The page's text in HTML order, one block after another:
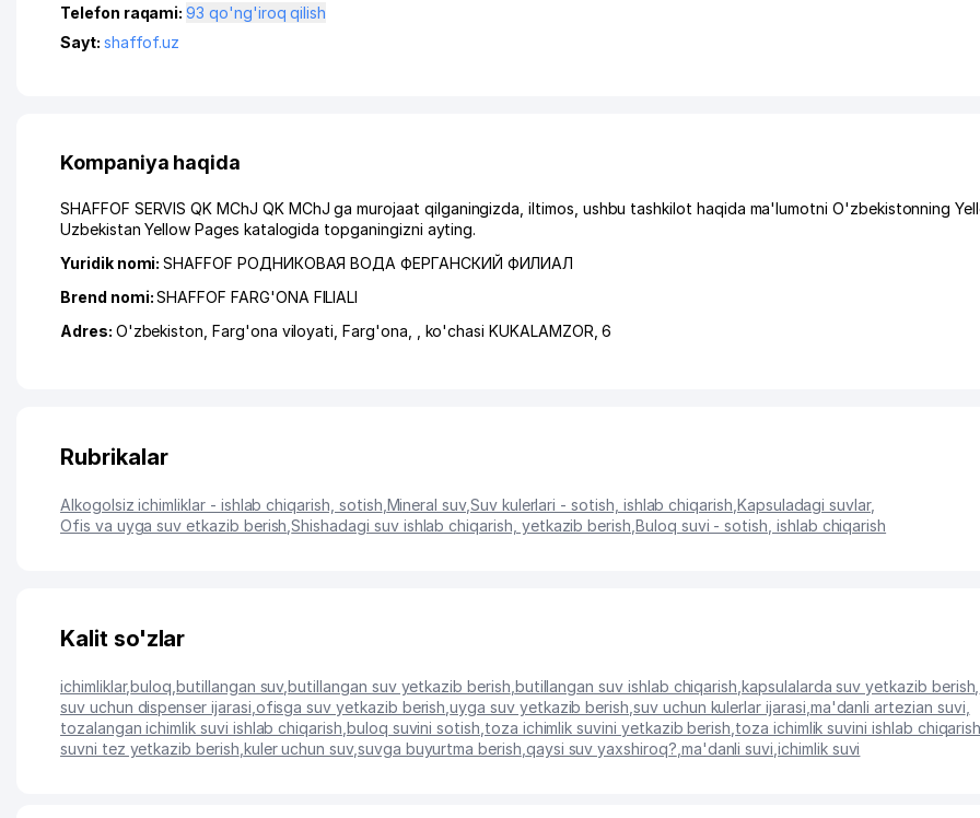
Telefon raqami:
93 qo'ng'iroq qilish
Sayt: shaffof.uz
Kompaniya haqida
SHAFFOF SERVIS QK MChJ QK MChJ ga murojaat qilganingizda, iltimos, ushbu tashkilot haqida ma'lumotni O'zbekistonning
Uzbekistan Yellow Pages katalogida topganingizni ayting.
Yuridik nomi:SHAFFOF РОДНИКОВАЯ ВОДА ФЕРГАНСКИЙ ФИЛИАЛ
Brend nomi:SHAFFOF FARG'ONA FILIALI
Adres: O'zbekiston,Farg'ona viloyati ,Farg'ona ko'chasi KUKALAMZOR , 6
Rubrikalar
Alkogolsiz ichimliklar - ishlab chiqarish, sotish Mineral suv, Suv kulerlari - sotish, ishlab chiqarish Kapsuladagi suvlar,
Ofis va uyga suv etkazib berish Shishadagi suv ishlab chiqarish, yetkazib berish Buloq suvi - sotish, ishlab chiqarish
Kalit so'zlar
ichimliklar,buloq ,butillangan suv,butillangan suv yetkazib berish butillangan suv ishlab chiqarish ,kapsulalarda suv yetkazib berish
suv uchun dispenser ijarasi ofisga suv yetkazib berish ,uyga suv yetkazib berish ,suv uchun kulerlar ijarasi ma'danli artezian suvi
tozalangan ichimlik suvi ishlab chiqarish buloq suvini sotish toza ichimlik suvini yetkazib berish toza ichimlik suvini ishlab
suvni tez yetkazib berish kuler uchun suv,suvga buyurtma berish qaysi suv yaxshiroq? ma'danli suvi ,ichimlik suvi